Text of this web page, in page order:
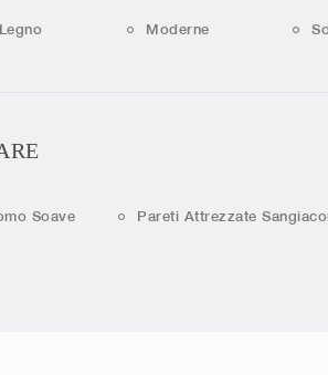
Moderne
Soave Pareti Attrezzate